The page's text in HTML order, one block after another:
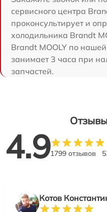
сервисного центра
проконсультирует и
холодильника Brandt
Brandt MOOLY по
занимает 3 часа при
запчастей.
4.91799 отзывов
Котов